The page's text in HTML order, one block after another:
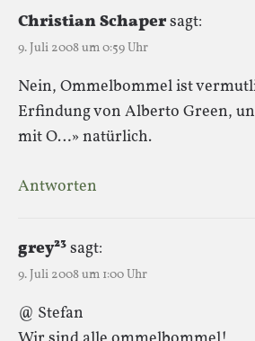
Christian Schapersagt:
9. Juli 2008 um 0:59 Uhr
Nein, Ommelbommel ist
Erfindung von Alberto Green,
mit O…» natürlich.
Antworten
grey²³sagt:
9. Juli 2008 um 1:00 Uhr
@ Stefan